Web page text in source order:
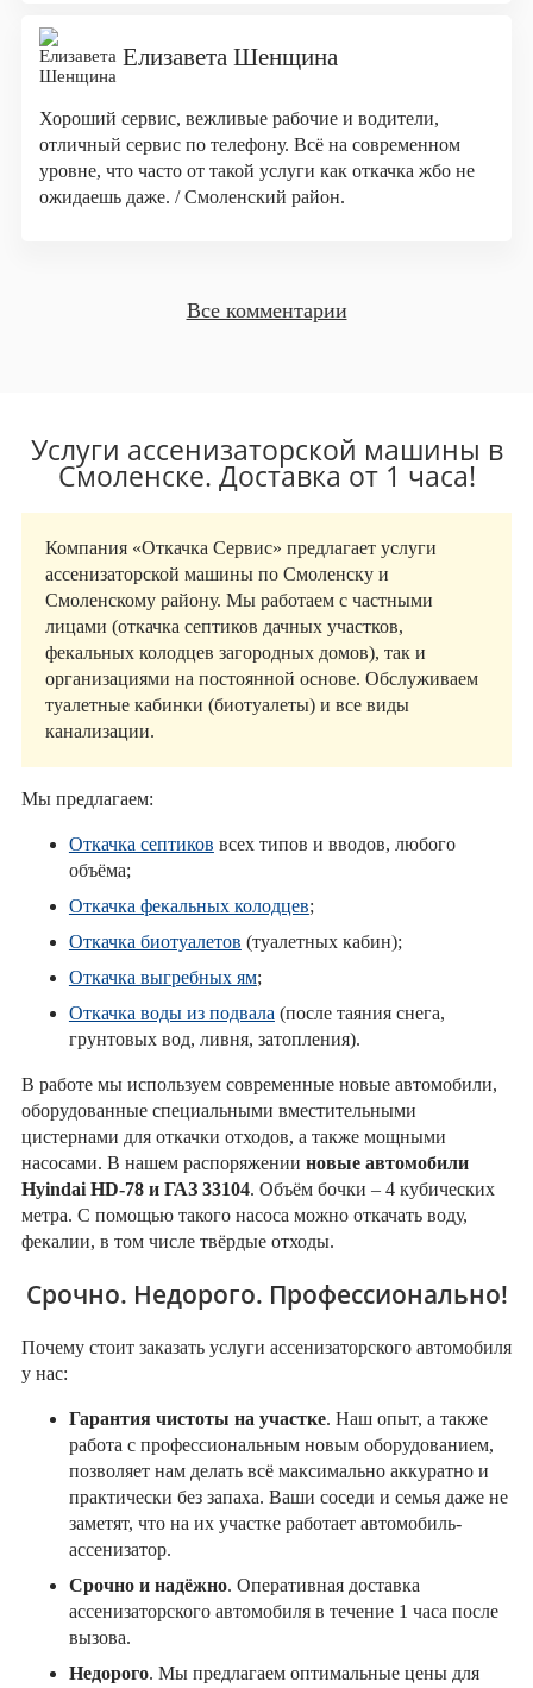
Елизавета Шенщина
Хороший сервис, вежливые рабочие и водители,
отличный сервис по телефону. Всё на современном
уровне, что часто от такой услуги как откачка жбо не
ожидаешь даже. / Смоленский район.
Все комментарии
Услуги ассенизаторской машины в
Смоленске. Доставка от 1 часа!
Компания «Откачка Сервис» предлагает услуги
ассенизаторской машины по Смоленску и
Смоленскому району. Мы работаем с частными
лицами (откачка септиков дачных участков,
фекальных колодцев загородных домов), так и
организациями на постоянной основе. Обслуживаем
туалетные кабинки (биотуалеты) и все виды
канализации.
Мы предлагаем:
Откачка септиков всех типов и вводов, любого
объёма;
Откачка фекальных колодцев;
Откачка биотуалетов (туалетных кабин);
Откачка выгребных ям;
Откачка воды из подвала (после таяния снега,
грунтовых вод, ливня, затопления).
В работе мы используем современные новые автомобили,
оборудованные специальными вместительными
цистернами для откачки отходов, а также мощными
насосами. В нашем распоряжении новые автомобили
Hyindai HD-78 и ГАЗ 33104. Объём бочки – 4 кубических
метра. С помощью такого насоса можно откачать воду,
фекалии, в том числе твёрдые отходы.
Срочно. Недорого. Профессионально!
Почему стоит заказать услуги ассенизаторского автомобиля
у нас:
Гарантия чистоты на участке. Наш опыт, а также
работа с профессиональным новым оборудованием,
позволяет нам делать всё максимально аккуратно и
практически без запаха. Ваши соседи и семья даже не
заметят, что на их участке работает автомобиль-
ассенизатор.
Срочно и надёжно. Оперативная доставка
ассенизаторского автомобиля в течение 1 часа после
вызова.
Недорого. Мы предлагаем оптимальные цены для